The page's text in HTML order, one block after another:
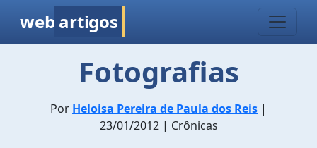
web artigos
Fotografias
Por Heloisa Pereira de Paula dos Reis |
23/01/2012 | Crônicas